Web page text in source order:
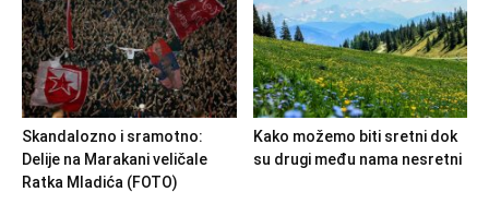
Skandalozno i sramotno:
Delije na Marakani veličale
Ratka Mladića (FOTO)
Kako možemo biti sretni dok
su drugi među nama nesretni